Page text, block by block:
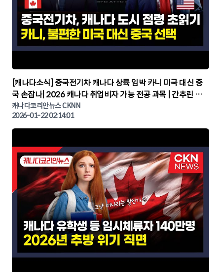
▶
[캐나다소식] 중국전기차 캐나다 상륙 임박 카니 미국 대신 중
국 손잡나| 2026 캐나다 취업비자 가능 전공 과목 | 간추린 캐
나다뉴스 | CKNNEWS, 캐나다코리안뉴스
캐나다코리안뉴스 CKNN
2026-01-22 02:14:01